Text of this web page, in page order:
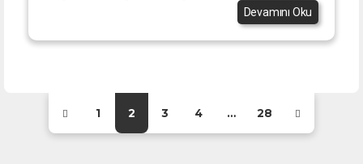
Devamını Oku
1 2 3 4 … 28